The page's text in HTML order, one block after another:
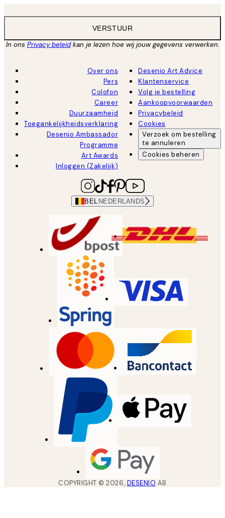
VERSTUUR
In ons Privacy beleidkan je lezen hoe wij jouw gegevens verwerken.
Over ons
Pers
Colofon
Career
Duurzaamheid
Toegankelijkheidsverklaring
Desenio Ambassador
Programme
Art Awards
Inloggen (Zakelijk)
Desenio Art Advice
Klantenservice
Volg je bestelling
Aankoopvoorwaarden
Privacybeleid
Cookies
Verzoek om bestelling
te annuleren
Cookies beheren
BEL NEDERLANDS
COPYRIGHT ©2026, DESENIO AB